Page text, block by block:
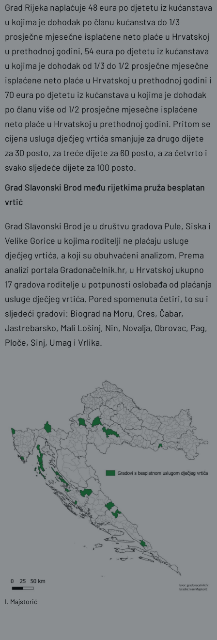
Grad Rijeka naplaćuje 48 eura po djetetu iz kućanstava
u kojima je dohodak po članu kućanstva do 1/3
prosječne mjesečne isplaćene neto plaće u Hrvatskoj
u prethodnoj godini, 54 eura po djetetu iz kućanstava
u kojima je dohodak od 1/3 do 1/2 prosječne mjesečne
isplaćene neto plaće u Hrvatskoj u prethodnoj godini i
70 eura po djetetu iz kućanstava u kojima je dohodak
po članu više od 1/2 prosječne mjesečne isplaćene
neto plaće u Hrvatskoj u prethodnoj godini. Pritom se
cijena usluga dječjeg vrtića smanjuje za drugo dijete
za 30 posto, za treće dijete za 60 posto, a za četvrto i
svako sljedeće dijete za 100 posto.
Grad Slavonski Brod među rijetkima pruža besplatan
vrtić
Grad Slavonski Brod je u društvu gradova Pule, Siska i
Velike Gorice u kojima roditelji ne plaćaju usluge
dječjeg vrtića, a koji su obuhvaćeni analizom. Prema
analizi portala Gradonačelnik.hr, u Hrvatskoj ukupno
17 gradova roditelje u potpunosti oslobađa od plaćanja
usluge dječjeg vrtića. Pored spomenuta četiri, to su i
sljedeći gradovi: Biograd na Moru, Cres, Čabar,
Jastrebarsko, Mali Lošinj, Nin, Novalja, Obrovac, Pag,
Ploče, Sinj, Umag i Vrlika.
I. Majstorić